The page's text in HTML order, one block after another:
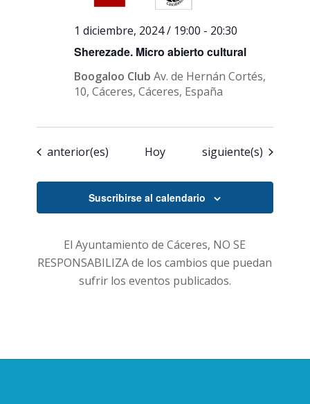
Sherezade. Micro abierto cultural
1 diciembre, 2024 / 19:00 - 20:30
Boogaloo ClubAv. de Hernán Cortés,
10, Cáceres, Cáceres, España
Eventos
anterior(es) Hoy Eventos
siguiente(s)
Suscribirse al calendario
El Ayuntamiento de Cáceres, NO SE
RESPONSABILIZA de los cambios que puedan
sufrir los eventos publicados.